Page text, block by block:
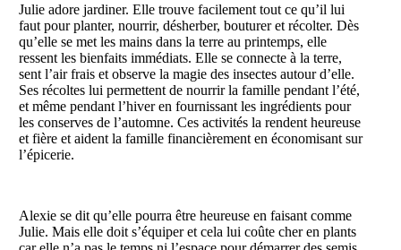
Julie adore jardiner. Elle trouve facilement tout ce qu’il lui
faut pour planter, nourrir, désherber, bouturer et récolter. Dès
qu’elle se met les mains dans la terre au printemps, elle
ressent les bienfaits immédiats. Elle se connecte à la terre,
sent l’air frais et observe la magie des insectes autour d’elle.
Ses récoltes lui permettent de nourrir la famille pendant l’été,
et même pendant l’hiver en fournissant les ingrédients pour
les conserves de l’automne. Ces activités la rendent heureuse
et fière et aident la famille financièrement en économisant sur
l’épicerie.
Alexie se dit qu’elle pourra être heureuse en faisant comme
Julie. Mais elle doit s’équiper et cela lui coûte cher en plants